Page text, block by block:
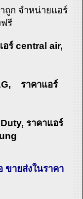
ถูก จำหน่ายแอร์
รี
อร์ central air,
ราคาแอร์
ราคาแอร์
ขายส่งในราคา